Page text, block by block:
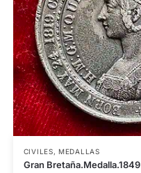
CIVILES,MEDALLAS
Gran Bretaña.Medalla.1849